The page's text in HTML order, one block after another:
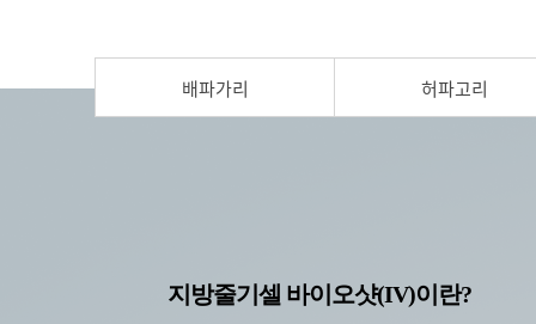
NEW 교대 지방줄기세포센터 오픈
배파가리 허파고리
지방줄기셀 바이오샷(IV)이란?